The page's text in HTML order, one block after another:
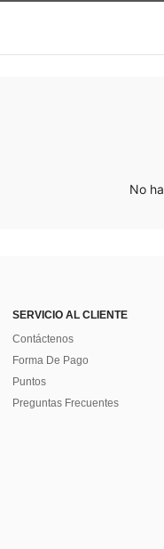
No
SERVICIO AL CLIENTE
Contáctenos
Forma De Pago
Puntos
Preguntas Frecuentes